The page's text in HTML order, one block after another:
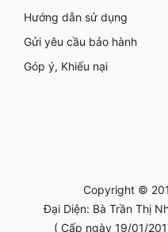
Hướng dẫn sử dụng
Gửi yêu cầu bảo hành
Góp ý, Khiếu nại
Copyright ©
Đại Diện: Bà Trần Thị
( Cấp ngày 19/01/